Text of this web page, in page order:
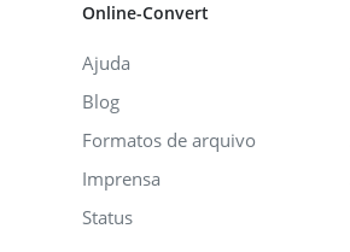
Online-Convert
Ajuda
Blog
Formatos de arquivo
Imprensa
Status